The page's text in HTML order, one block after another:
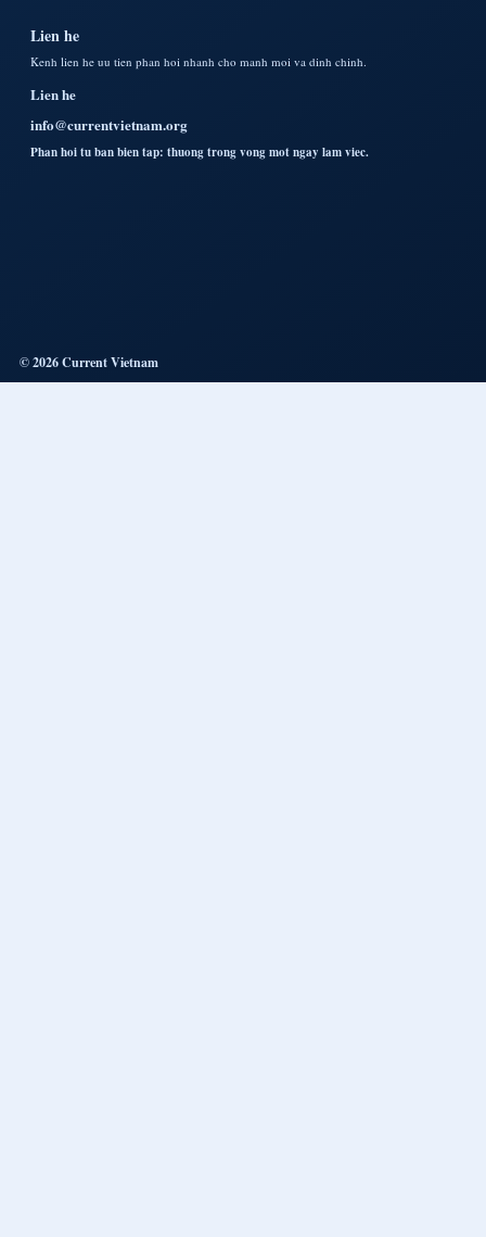
Lien he
Kenh lien he uu tien phan hoi nhanh cho manh moi va dinh chinh.
Lien he
info@currentvietnam.org
Phan hoi tu ban bien tap: thuong trong vong mot ngay lam viec.
© 2026 Current Vietnam